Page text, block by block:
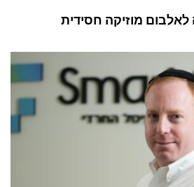
מוזיקה חסידית